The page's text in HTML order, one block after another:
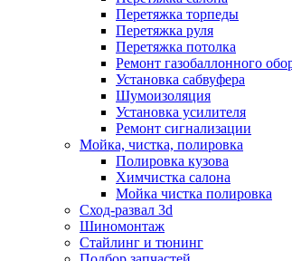
Перетяжка торпеды
Перетяжка руля
Перетяжка потолка
Ремонт газобаллонного
Установка сабвуфера
Шумоизоляция
Установка усилителя
Ремонт сигнализации
Мойка, чистка, полировка
Полировка кузова
Химчистка салона
Мойка чистка полировка
Сход-развал 3d
Шиномонтаж
Стайлинг и тюнинг